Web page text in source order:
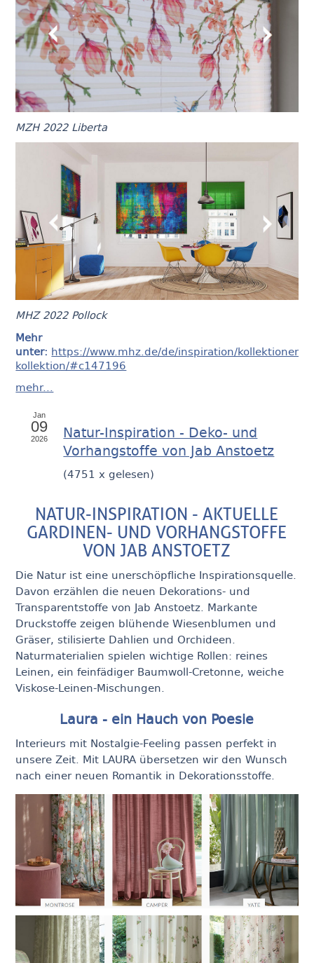
MZH 2022 Liberta
MHZ 2022 Pollock
Mehr
unter: https://www.mhz.de/de/inspiration/kollektionen/
kollektion/#c147196
mehr...
Natur-Inspiration - Deko- und
Vorhangstoffe von Jab Anstoetz
(4751 x gelesen)
Jan
09
2026
NATUR-INSPIRATION - AKTUELLE
GARDINEN- UND VORHANGSTOFFE
VON JAB ANSTOETZ
Die Natur ist eine unerschöpfliche Inspirationsquelle.
Davon erzählen die neuen Dekorations- und
Transparentstoffe von Jab Anstoetz. Markante
Druckstoffe zeigen blühende Wiesenblumen und
Gräser, stilisierte Dahlien und Orchideen.
Naturmaterialien spielen wichtige Rollen: reines
Leinen, ein feinfädiger Baumwoll-Cretonne, weiche
Viskose-Leinen-Mischungen.
Laura - ein Hauch von Poesie
Interieurs mit Nostalgie-Feeling passen perfekt in
unsere Zeit. Mit LAURA übersetzen wir den Wunsch
nach einer neuen Romantik in Dekorationsstoffe.